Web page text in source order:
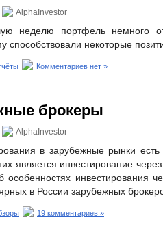
AlphaInvestor
неделю портфель немного
способствовали некоторые
Комментариев нет »
брокеры
AlphaInvestor
в зарубежные рынки
является инвестирование
особенностях инвестирования
в России зарубежных
19 комментариев »